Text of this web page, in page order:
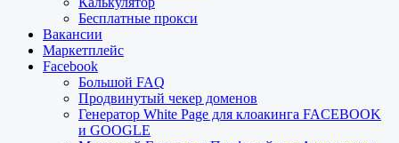
Бесплатные прокси
Вакансии
Маркетплейс
Facebook
Большой FAQ
Продвинутый чекер доменов
Генератор White Page для клоакинга FACEBOOK
и GOOGLE